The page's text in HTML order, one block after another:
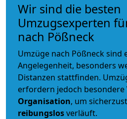
Wir sind die besten
Umzugsexperten
nach Pößneck
Umzüge nach Pößneck sind
Angelegenheit, besonders
Distanzen stattfinden.
erfordern jedoch besondere
Organisation, um
reibungslosverläuft.